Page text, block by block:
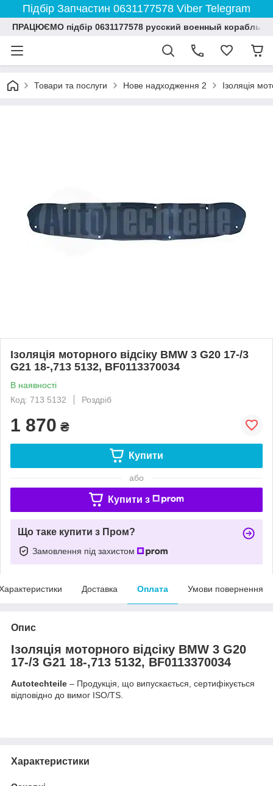
Підбір Запчастин 0631177578 Viber Telegram
ПРАЦЮЄМО підбір 0631177578 русский военный корабль
Товари та послуги Нове надходження 2 Ізоляція
Ізоляція моторного відсіку BMW 3 G20 17-/3
G21 18-,713 5132, BF0113370034
В наявності
Код: 713 5132
Роздріб
1 870 ₴
Купити
або
Купити з
Що таке купити з Пром?
Замовлення під захистом
Доставка Оплата Умови повернення
Опис
Ізоляція моторного відсіку BMW 3 G20
17-/3 G21 18-,713 5132, BF0113370034
Autotechteile – Продукція, що випускається, сертифікується
відповідно до вимог ISO/TS.
Характеристики